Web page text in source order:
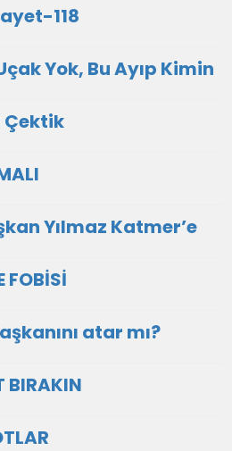
118
Yok, Bu Ayıp Kimin
Çektik
Yılmaz Katmer’e
FOBİSİ
atar mı?
BIRAKIN